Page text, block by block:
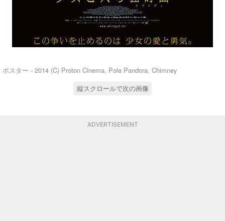
ポスター - 2014 (C) Proton Cinema, Pola Pandora, Chimney
縦スクロールで次の画像
ADVERTISEMENT